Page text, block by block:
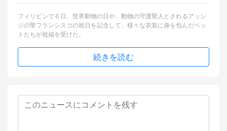
フィリピンで６日、世界動物の日や、動物の守護聖人とされるアッシ
ジの聖フランシスコの祝日を記念して、様々な衣装に身を包んだペッ
トたちが祝福を受けた。
続きを読む